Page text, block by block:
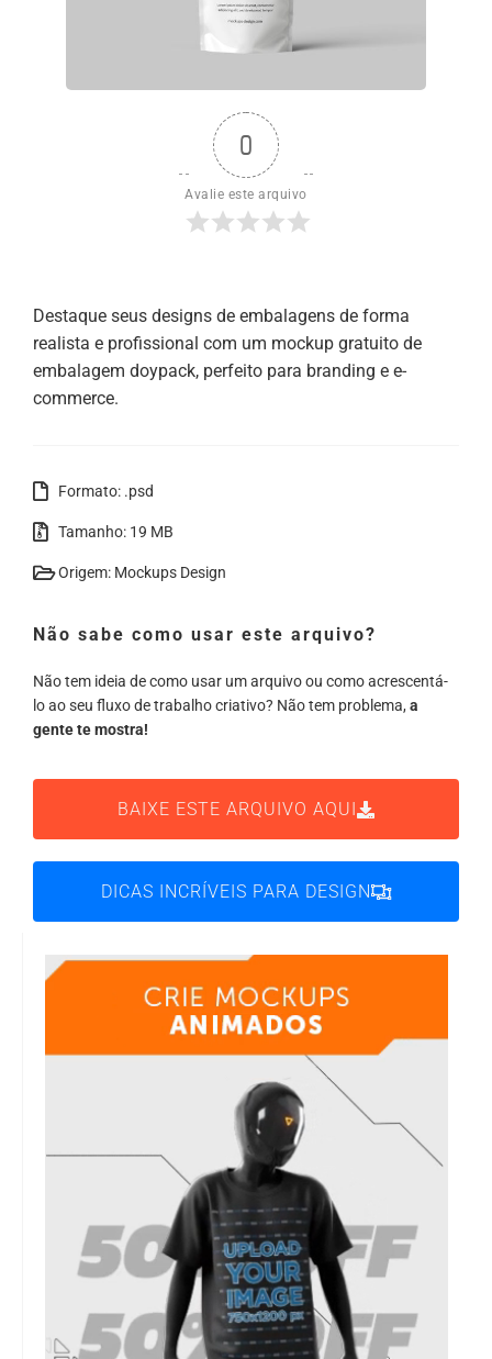
0
Avalie este arquivo
Destaque seus designs de embalagens de forma
realista e profissional com um mockup gratuito de
embalagem doypack, perfeito para branding e e-
commerce.
Formato: .psd
Tamanho: 19 MB
Origem: Mockups Design
Não sabe como usar este arquivo?
Não tem ideia de como usar um arquivo ou como acrescentá-
lo ao seu fluxo de trabalho criativo? Não tem problema, a
gente te mostra!
BAIXE ESTE ARQUIVO AQUI
DICAS INCRÍVEIS PARA DESIGN